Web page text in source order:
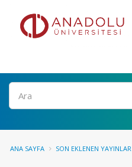
Ara
ANA SAYFA SON EKLENEN YAYINLAR